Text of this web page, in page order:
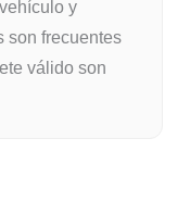
y
son frecuentes
válido son